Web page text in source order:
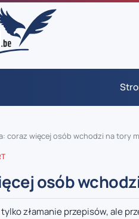
coraz więcej osób wchodzi na tory
osób
złamanie przepisów, ale